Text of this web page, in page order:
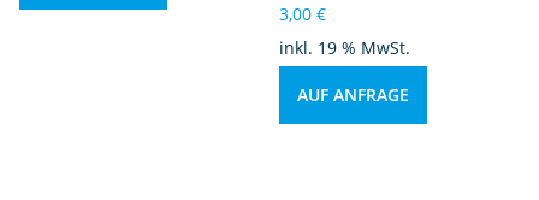
3,00€
inkl. 19 % MwSt.
AUF ANFRAGE